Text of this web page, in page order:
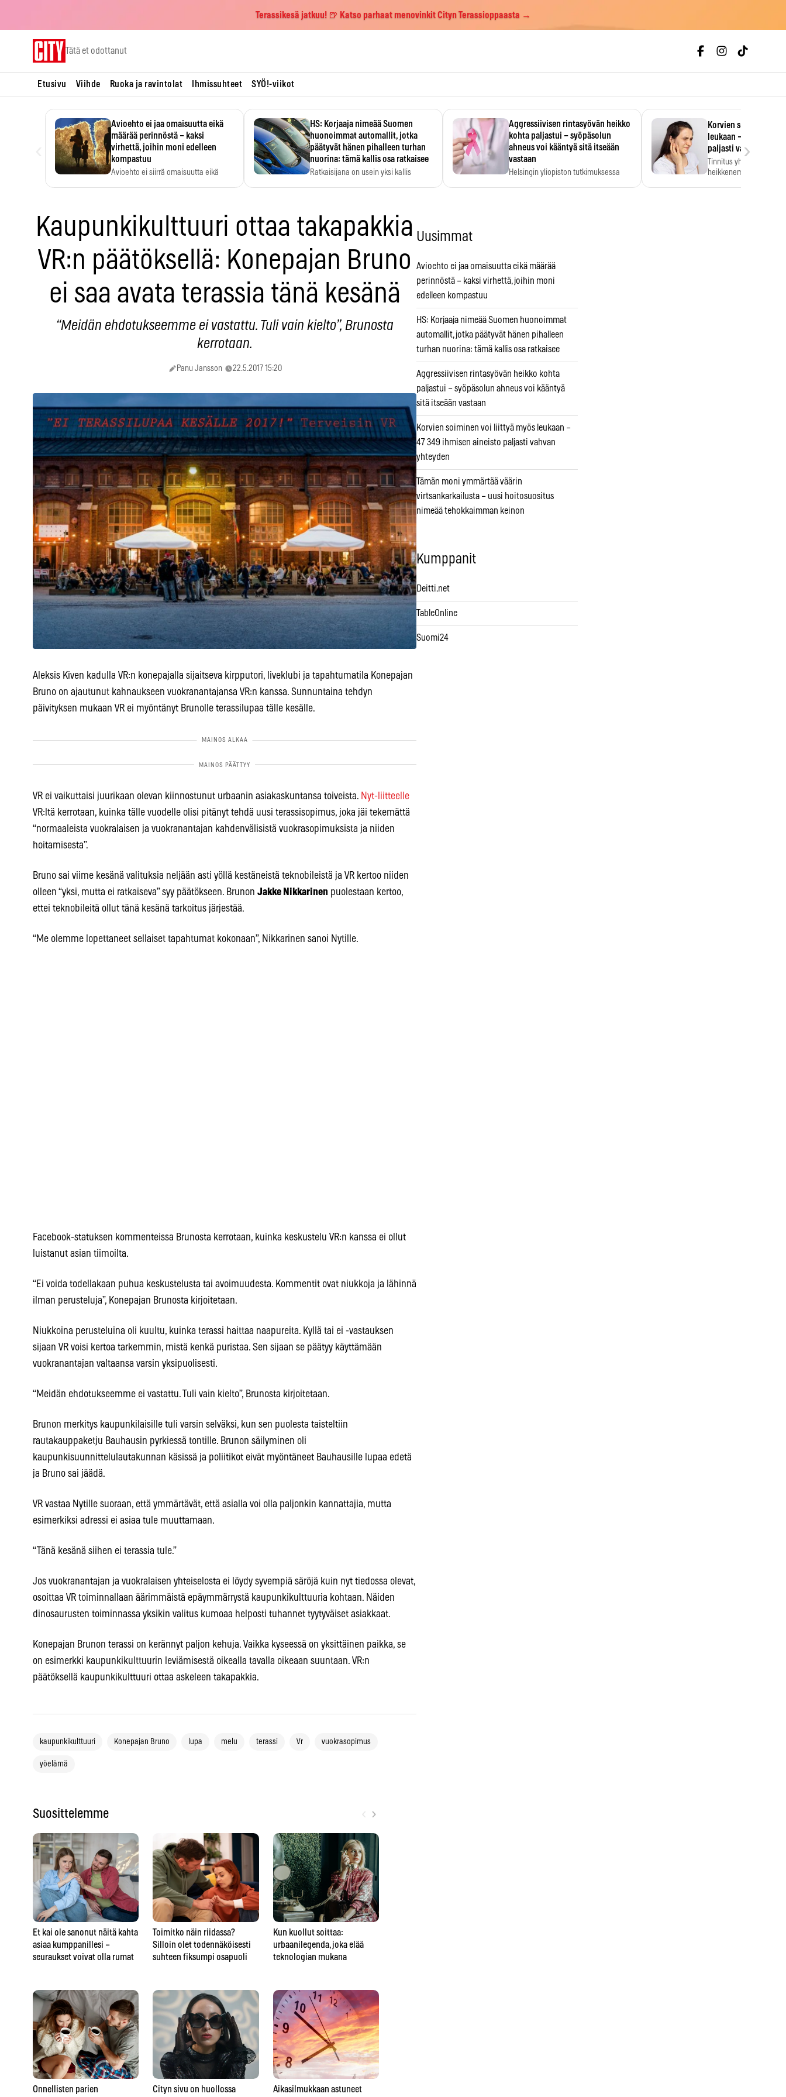
Terassikesä jatkuu! 🍺 Katso parhaat menovinkit Cityn Terassioppaasta →
Tätä et odottanut
Etusivu Viihde Ruoka ja ravintolat Ihmissuhteet SYÖ!-viikot
Avioehto ei jaa omaisuutta eikä
määrää perinnöstä – kaksi
virhettä, joihin moni edelleen
kompastuu
Avioehto ei siirrä omaisuutta eikä
HS: Korjaaja nimeää Suomen
huonoimmat automallit, jotka
päätyvät hänen pihalleen turhan
nuorina: tämä kallis osa ratkaisee
Ratkaisijana on usein yksi kallis
Aggressiivisen rintasyövän heikko
kohta paljastui – syöpäsolun
ahneus voi kääntyä sitä itseään
vastaan
Helsingin yliopiston tutkimuksessa
Korvien soiminen
leukaan – 47 349
paljasti vahvan
Tinnitus yhdistetään
heikkenemiseen.
›
Kaupunkikulttuuri ottaa takapakkia
VR:n päätöksellä: Konepajan Bruno
ei saa avata terassia tänä kesänä
“Meidän ehdotukseemme ei vastattu. Tuli vain kielto”, Brunosta
kerrotaan.
Panu Jansson 22.5.2017 15:20
Aleksis Kiven kadulla VR:n konepajalla sijaitseva kirpputori, liveklubi ja tapahtumatila Konepajan
Bruno on ajautunut kahnaukseen vuokranantajansa VR:n kanssa. Sunnuntaina tehdyn
päivityksen mukaan VR ei myöntänyt Brunolle terassilupaa tälle kesälle.
VR ei vaikuttaisi juurikaan olevan kiinnostunut urbaanin asiakaskuntansa toiveista. Nyt-liitteelle
VR:ltä kerrotaan, kuinka tälle vuodelle olisi pitänyt tehdä uusi terassisopimus, joka jäi tekemättä
“normaaleista vuokralaisen ja vuokranantajan kahdenvälisistä vuokrasopimuksista ja niiden
hoitamisesta”.
Bruno sai viime kesänä valituksia neljään asti yöllä kestäneistä teknobileistä ja VR kertoo niiden
olleen “yksi, mutta ei ratkaiseva” syy päätökseen. Brunon Jakke Nikkarinen puolestaan kertoo,
ettei teknobileitä ollut tänä kesänä tarkoitus järjestää.
“Me olemme lopettaneet sellaiset tapahtumat kokonaan”, Nikkarinen sanoi Nytille.
Facebook-statuksen kommenteissa Brunosta kerrotaan, kuinka keskustelu VR:n kanssa ei ollut
luistanut asian tiimoilta.
“Ei voida todellakaan puhua keskustelusta tai avoimuudesta. Kommentit ovat niukkoja ja lähinnä
ilman perusteluja”, Konepajan Brunosta kirjoitetaan.
Niukkoina perusteluina oli kuultu, kuinka terassi haittaa naapureita. Kyllä tai ei -vastauksen
sijaan VR voisi kertoa tarkemmin, mistä kenkä puristaa. Sen sijaan se päätyy käyttämään
vuokranantajan valtaansa varsin yksipuolisesti.
“Meidän ehdotukseemme ei vastattu. Tuli vain kielto”, Brunosta kirjoitetaan.
Brunon merkitys kaupunkilaisille tuli varsin selväksi, kun sen puolesta taisteltiin
rautakauppaketju Bauhausin pyrkiessä tontille. Brunon säilyminen oli
kaupunkisuunnittelulautakunnan käsissä ja poliitikot eivät myöntäneet Bauhausille lupaa edetä
ja Bruno sai jäädä.
VR vastaa Nytille suoraan, että ymmärtävät, että asialla voi olla paljonkin kannattajia, mutta
esimerkiksi adressi ei asiaa tule muuttamaan.
“Tänä kesänä siihen ei terassia tule.”
Jos vuokranantajan ja vuokralaisen yhteiselosta ei löydy syvempiä säröjä kuin nyt tiedossa olevat,
osoittaa VR toiminnallaan äärimmäistä epäymmärrystä kaupunkikulttuuria kohtaan. Näiden
dinosaurusten toiminnassa yksikin valitus kumoaa helposti tuhannet tyytyväiset asiakkaat.
Konepajan Brunon terassi on kerännyt paljon kehuja. Vaikka kyseessä on yksittäinen paikka, se
on esimerkki kaupunkikulttuurin leviämisestä oikealla tavalla oikeaan suuntaan. VR:n
päätöksellä kaupunkikulttuuri ottaa askeleen takapakkia.
kaupunkikulttuuri Konepajan Bruno lupa melu terassi Vr vuokrasopimus
yöelämä
Suosittelemme ›
Et kai ole sanonut näitä kahta
asiaa kumppanillesi –
seuraukset voivat olla rumat
Onnellisten parien
Toimitko näin riidassa?
Silloin olet todennäköisesti
suhteen fiksumpi osapuoli
Cityn sivu on huollossa
Kun kuollut soittaa:
urbaanilegenda, joka elää
teknologian mukana
Aikasilmukkaan astuneet
Uusimmat
Avioehto ei jaa omaisuutta eikä määrää
perinnöstä – kaksi virhettä, joihin moni
edelleen kompastuu
HS: Korjaaja nimeää Suomen huonoimmat
automallit, jotka päätyvät hänen pihalleen
turhan nuorina: tämä kallis osa ratkaisee
Aggressiivisen rintasyövän heikko kohta
paljastui – syöpäsolun ahneus voi kääntyä
sitä itseään vastaan
Korvien soiminen voi liittyä myös leukaan –
47 349 ihmisen aineisto paljasti vahvan
yhteyden
Tämän moni ymmärtää väärin
virtsankarkailusta – uusi hoitosuositus
nimeää tehokkaimman keinon
Kumppanit
Deitti.net
TableOnline
Suomi24